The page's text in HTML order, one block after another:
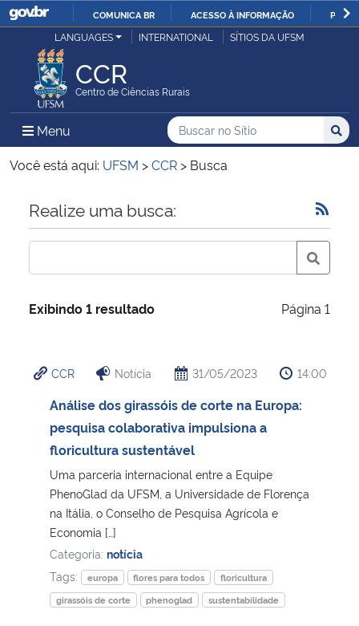
IR
COMUNICA BR ACESSO À INFORMAÇÃO
Ministério da Justiça e Segurança Pública
Ministério da Defesa
Ministério das Relações Exteriores
Ministério da Economia
Ministério da Infraestrutura
Ministério da Cidadania
Ministério de Minas e Energia
Ministério da Ciência, Tecnologia, Inovações e Comunicações
Ministério do Turismo
LANGUAGES INTERNATIONAL SÍTIOS DA UFSM
CCR
Centro de Ciências Rurais
Menu Menu Principal do Sítio
Busca
Buscar no no Sítio
Busca:
Você está aqui: UFSM >CCR > Busca
Início do conteúdo
Realize uma busca:
Exibindo 1 resultado Página 1
CCR Notícia 31/05/2023 14:00
Análise dos girassóis de corte na Europa:
pesquisa colaborativa impulsiona a
floricultura sustentável
Uma parceria internacional entre a Equipe
PhenoGlad da UFSM, a Universidade de Florença
na Itália, o Conselho de Pesquisa Agrícola e
Economia […]
Categoria: notícia
Tags:
europa flores para todos
floricultura
girassóis de corte
phenoglad sustentabilidade